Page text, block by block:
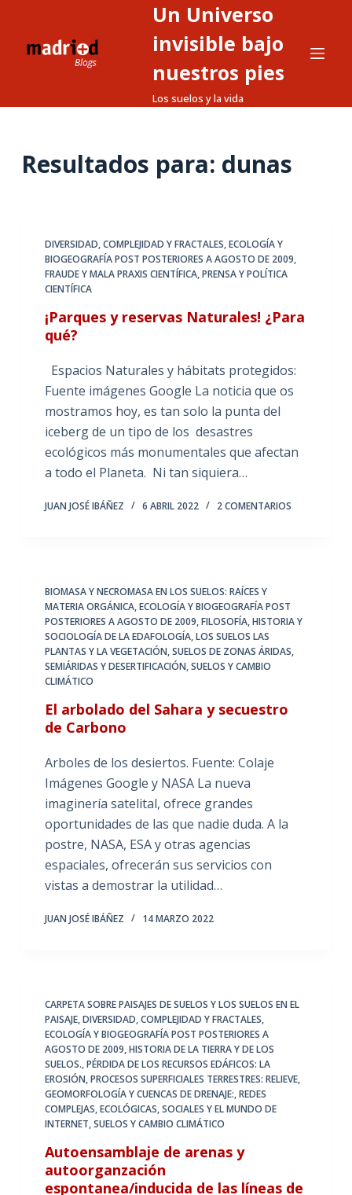
Un Universo
invisible bajo
nuestros pies
Los suelos y la vida
Resultados para: dunas
DIVERSIDAD, COMPLEJIDAD Y FRACTALES,ECOLOGÍA Y
BIOGEOGRAFÍA POST POSTERIORES A AGOSTO DE 2009,
FRAUDE Y MALA PRAXIS CIENTÍFICA,PRENSA Y POLÍTICA
CIENTÍFICA
¡Parques y reservas Naturales! ¿Para
qué?
Espacios Naturales y hábitats protegidos:
Fuente imágenes Google La noticia que os
mostramos hoy, es tan solo la punta del
iceberg de un tipo de los desastres
ecológicos más monumentales que afectan
a todo el Planeta. Ni tan siquiera…
JUAN JOSÉ IBÁÑEZ 6 ABRIL 2022 2 COMENTARIOS
BIOMASA Y NECROMASA EN LOS SUELOS: RAÍCES Y
MATERIA ORGÁNICA,ECOLOGÍA Y BIOGEOGRAFÍA POST
POSTERIORES A AGOSTO DE 2009,FILOSOFÍA, HISTORIA Y
SOCIOLOGÍA DE LA EDAFOLOGÍA,LOS SUELOS LAS
PLANTAS Y LA VEGETACIÓN,SUELOS DE ZONAS ÁRIDAS,
SEMIÁRIDAS Y DESERTIFICACIÓN,SUELOS Y CAMBIO
CLIMÁTICO
El arbolado del Sahara y secuestro
de Carbono
Arboles de los desiertos. Fuente: Colaje
Imágenes Google y NASA La nueva
imaginería satelital, ofrece grandes
oportunidades de las que nadie duda. A la
postre, NASA, ESA y otras agencias
espaciales, ofrecerán sus servicios con
vistas a demostrar la utilidad…
JUAN JOSÉ IBÁÑEZ 14 MARZO 2022
CARPETA SOBRE PAISAJES DE SUELOS Y LOS SUELOS EN EL
PAISAJE,DIVERSIDAD, COMPLEJIDAD Y FRACTALES,
ECOLOGÍA Y BIOGEOGRAFÍA POST POSTERIORES A
AGOSTO DE 2009,HISTORIA DE LA TIERRA Y DE LOS
SUELOS.,PÉRDIDA DE LOS RECURSOS EDÁFICOS: LA
EROSIÓN,PROCESOS SUPERFICIALES TERRESTRES: RELIEVE,
GEOMORFOLOGÍA Y CUENCAS DE DRENAJE:,REDES
COMPLEJAS, ECOLÓGICAS, SOCIALES Y EL MUNDO DE
INTERNET,SUELOS Y CAMBIO CLIMÁTICO
Autoensamblaje de arenas y
autoorganzación
espontanea/inducida de las líneas de